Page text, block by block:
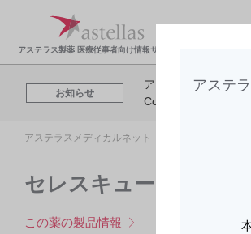
アステラス製薬 医療従事者向け情報サイト
お知らせ
アステラスメディカ
Cookieを利用してア
アステラスメディカルネット トップ 製品情
セレスキューの製品Q＆
この薬の製品情報
アステ